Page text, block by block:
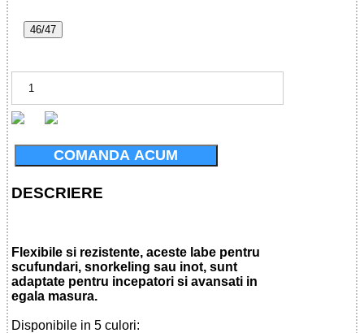
46/47
COMANDA ACUM
DESCRIERE
Flexibile si rezistente, aceste labe pentru
scufundari, snorkeling sau inot, sunt
adaptate pentru incepatori si avansati in
egala masura.
Disponibile in 5 culori: